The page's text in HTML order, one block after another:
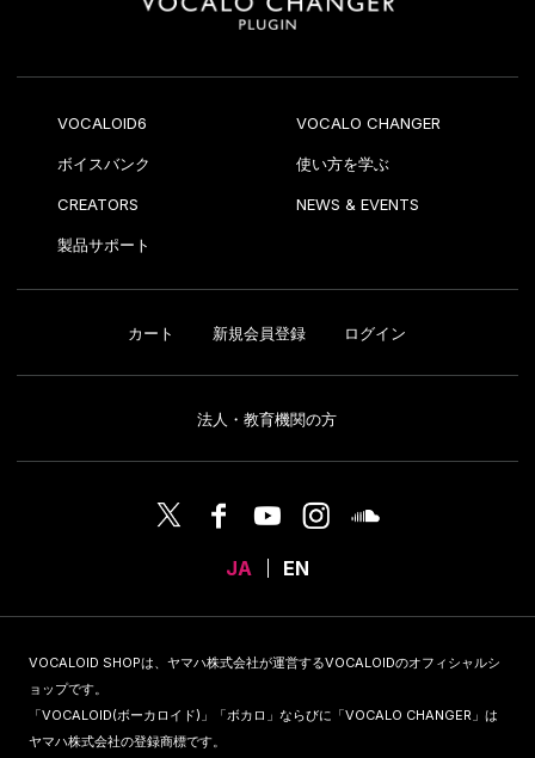
VOCALOID6 VOCALO CHANGER
ボイスバンク 使い方を学ぶ
CREATORS NEWS & EVENTS
製品サポート
カート 新規会員登録 ログイン
法人・教育機関の方
JA EN
VOCALOID SHOPは、ヤマハ株式会社が運営するVOCALOIDのオフィシャルシ
ョップです。
「VOCALOID(ボーカロイド)」「ボカロ」ならびに「VOCALO CHANGER」は
ヤマハ株式会社の登録商標です。